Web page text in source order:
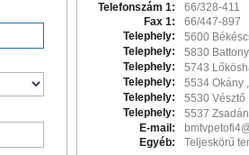
Telefonszám 1:
66/328-411
Fax 1:
66/447-897
Telephely:
5600
Telephely:
5830
Telephely:
5743
Telephely:
5534 Okány
Telephely:
5530 Vésztő
Telephely:
5537
E-mail:
Egyéb:
Teljeskörű